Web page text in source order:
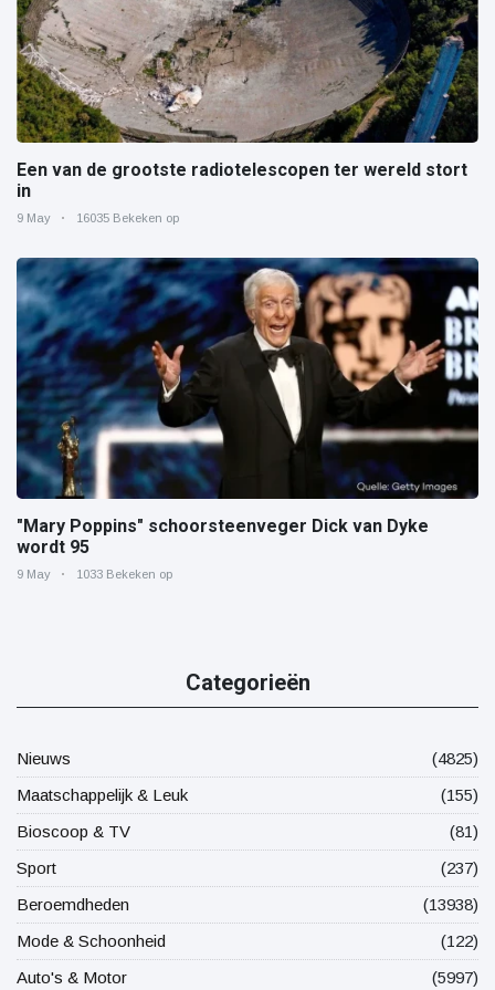
Een van de grootste radiotelescopen ter wereld stort
in
9 May 16035 Bekeken op
"Mary Poppins" schoorsteenveger Dick van Dyke
wordt 95
9 May 1033 Bekeken op
Categorieën
Nieuws
(4825)
Maatschappelijk & Leuk
(155)
Bioscoop & TV
(81)
Sport
(237)
Beroemdheden
(13938)
Mode & Schoonheid
(122)
Auto's & Motor
(5997)